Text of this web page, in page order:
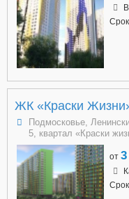
ЖК «Краски
Подмосковье,
5, квартал «Краски
от